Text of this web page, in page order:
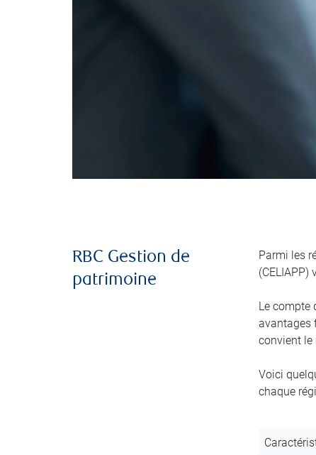
RBC Gestion de
patrimoine
Parmi les
Le compte
avantages
convient le
Voici
chaque